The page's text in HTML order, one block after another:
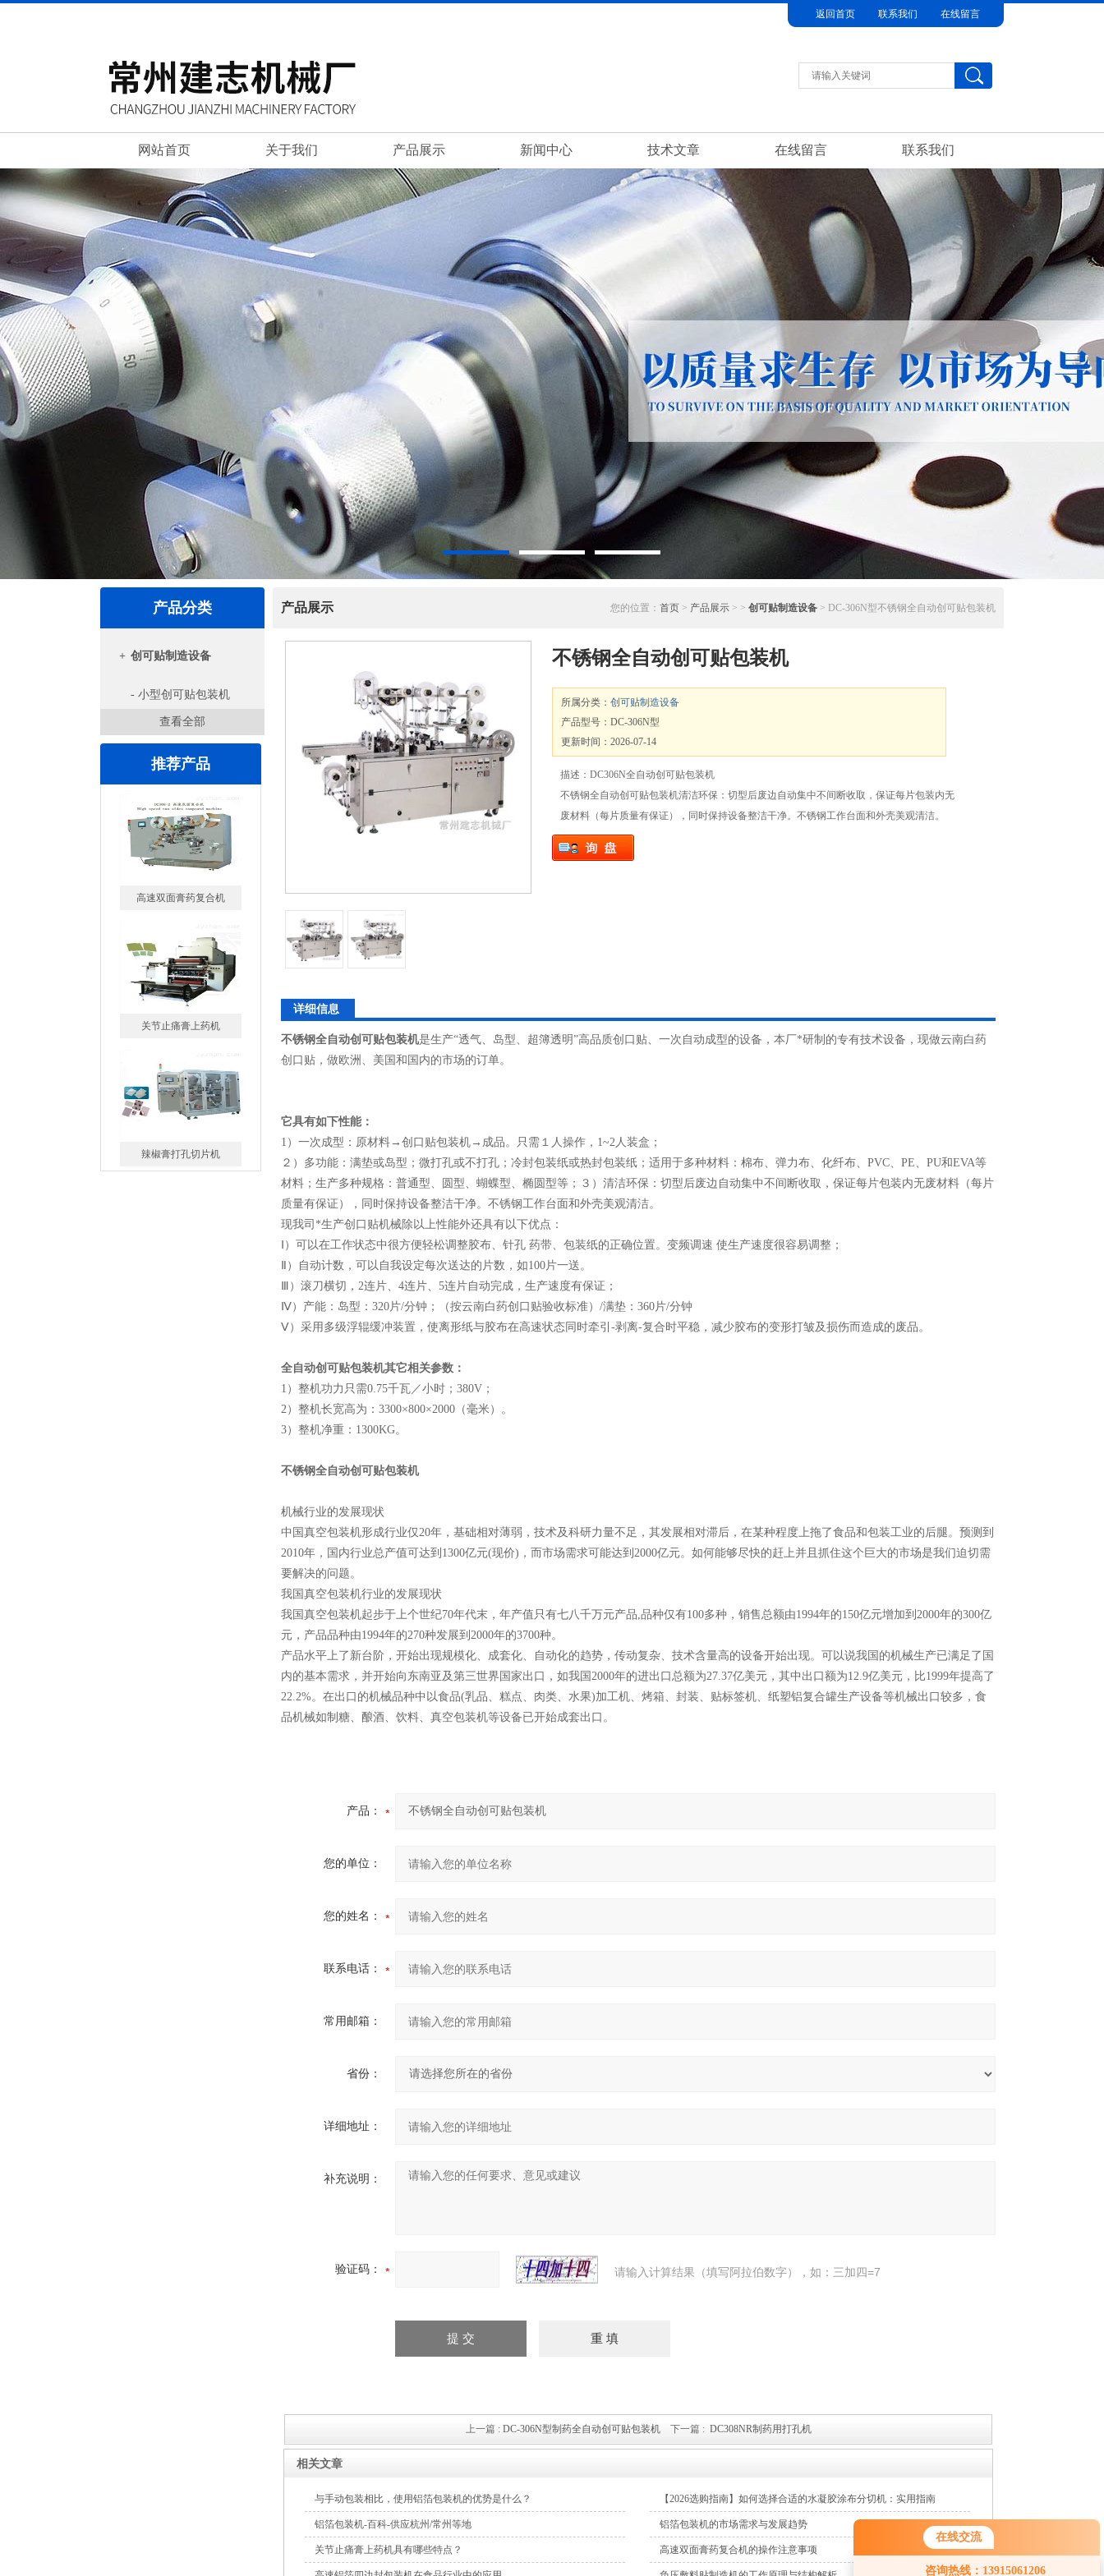
在线交流
咨询热线：13915061206
返回首页 联系我们 在线留言
网站首页 关于我们 产品展示 新闻中心 技术文章 在线留言 联系我们
产品分类
+ 创可贴制造设备
- 小型创可贴包装机
查看全部
推荐产品
高速双面膏药复合机
关节止痛膏上药机
辣椒膏打孔切片机
产品展示 您的位置： 首页 > 产品展示 > > 创可贴制造设备 > DC-306N型不锈钢全自动创可贴包装机
不锈钢全自动创可贴包装机
所属分类： 创可贴制造设备
产品型号：DC-306N型
更新时间：2026-07-14
描述：DC306N全自动创可贴包装机
不锈钢全自动创可贴包装机清洁环保：切型后废边自动集中不间断收取，保证每片包装内无
废材料（每片质量有保证），同时保持设备整洁干净。不锈钢工作台面和外壳美观清洁。
详细信息
不锈钢全自动创可贴包装机是生产“透气、岛型、超簿透明”高品质创口贴、一次自动成型的设备，本厂*研制的专有技术设备，现做云南白药
创口贴，做欧洲、美国和国内的市场的订单。
它具有如下性能：
1）一次成型：原材料→创口贴包装机→成品。只需１人操作，1~2人装盒；
２）多功能：满垫或岛型；微打孔或不打孔；冷封包装纸或热封包装纸；适用于多种材料：棉布、弹力布、化纤布、PVC、PE、PU和EVA等
材料；生产多种规格：普通型、圆型、蝴蝶型、椭圆型等；３）清洁环保：切型后废边自动集中不间断收取，保证每片包装内无废材料（每片
质量有保证），同时保持设备整洁干净。不锈钢工作台面和外壳美观清洁。
现我司*生产创口贴机械除以上性能外还具有以下优点：
Ⅰ）可以在工作状态中很方便轻松调整胶布、针孔 药带、包装纸的正确位置。变频调速 使生产速度很容易调整；
Ⅱ）自动计数，可以自我设定每次送达的片数，如100片一送。
Ⅲ）滚刀横切，2连片、4连片、5连片自动完成，生产速度有保证；
Ⅳ）产能：岛型：320片/分钟；（按云南白药创口贴验收标准）/满垫：360片/分钟
Ⅴ）采用多级浮辊缓冲装置，使离形纸与胶布在高速状态同时牵引-剥离-复合时平稳，减少胶布的变形打皱及损伤而造成的废品。
全自动创可贴包装机其它相关参数：
1）整机功力只需0.75千瓦／小时；380V；
2）整机长宽高为：3300×800×2000（毫米）。
3）整机净重： 1300KG。
不锈钢全自动创可贴包装机
机械行业的发展现状
中国真空包装机形成行业仅20年，基础相对薄弱，技术及科研力量不足，其发展相对滞后，在某种程度上拖了食品和包装工业的后腿。预测到
2010年，国内行业总产值可达到1300亿元(现价)，而市场需求可能达到2000亿元。如何能够尽快的赶上并且抓住这个巨大的市场是我们迫切需
要解决的问题。
我国真空包装机行业的发展现状
我国真空包装机起步于上个世纪70年代末，年产值只有七八千万元产品,品种仅有100多种，销售总额由1994年的150亿元增加到2000年的300亿
元，产品品种由1994年的270种发展到2000年的3700种。
产品水平上了新台阶，开始出现规模化、成套化、自动化的趋势，传动复杂、技术含量高的设备开始出现。可以说我国的机械生产已满足了国
内的基本需求，并开始向东南亚及第三世界国家出口，如我国2000年的进出口总额为27.37亿美元，其中出口额为12.9亿美元，比1999年提高了
22.2%。在出口的机械品种中以食品(乳品、糕点、肉类、水果)加工机、烤箱、封装、贴标签机、纸塑铝复合罐生产设备等机械出口较多，食
品机械如制糖、酿酒、饮料、真空包装机等设备已开始成套出口。
产品：
您的单位：
您的姓名：
联系电话：
常用邮箱：
省份：
详细地址：
补充说明：
验证码： 请输入计算结果（填写阿拉伯数字），如：三加四=7
上一篇 : DC-306N型制药全自动创可贴包装机下一篇 : DC308NR制药用打孔机
相关文章
与手动包装相比，使用铝箔包装机的优势是什么？ 【2026选购指南】如何选择合适的水凝胶涂布分切机：实用指南
铝箔包装机-百科-供应杭州/常州等地 铝箔包装机的市场需求与发展趋势
关节止痛膏上药机具有哪些特点？ 高速双面膏药复合机的操作注意事项